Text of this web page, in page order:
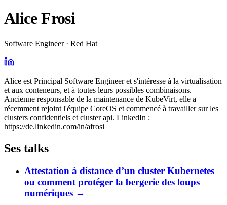
Alice Frosi
Software Engineer · Red Hat
Alice est Principal Software Engineer et s'intéresse à la virtualisation
et aux conteneurs, et à toutes leurs possibles combinaisons.
Ancienne responsable de la maintenance de KubeVirt, elle a
récemment rejoint l'équipe CoreOS et commencé à travailler sur les
clusters confidentiels et cluster api. LinkedIn :
https://de.linkedin.com/in/afrosi
Ses talks
Attestation à distance d’un cluster Kubernetes
ou comment protéger la bergerie des loups
numériques →